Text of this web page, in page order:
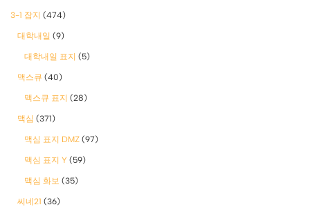
3-1 잡지 (474)
대학내일 (9)
대학내일 표지 (5)
맥스큐 (40)
맥스큐 표지 (28)
맥심 (371)
맥심 표지 DMZ (97)
맥심 표지 Y (59)
맥심 화보 (35)
씨네21 (36)